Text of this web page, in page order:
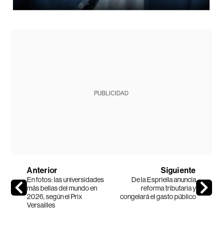
PUBLICIDAD
Anterior
En fotos: las universidades
más bellas del mundo en
2026, según el Prix
Versailles
Siguiente
De la Espriella anuncia
reforma tributaria y
congelará el gasto público